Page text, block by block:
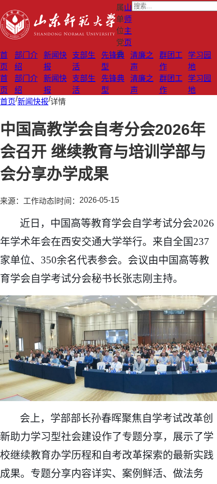
属
单
位
党
委
山
师
主
页
首
页
部门介
绍
新闻快
报
支部生
活
先锋典
型
清廉之
声
群团工
作
学习园
地
首
页
部门介
绍
新闻快
报
支部生
活
先锋典
型
清廉之
声
群团工
作
学习园
地
首页/新闻快报/详情
中国高教学会自考分会2026年
会召开 继续教育与培训学部与
会分享办学成果
来源： 工作动态 时间： 2026-05-15
近日，中国高等教育学会自学考试分会2026
年学术年会在西安交通大学举行。来自全国237
家单位、350余名代表参会。会议由中国高等教
育学会自学考试分会秘书长张志刚主持。
会上，学部部长孙春晖聚焦自学考试改革创
新助力学习型社会建设作了专题分享，展示了学
校继续教育办学历程和自考改革探索的最新实践
成果。专题分享内容详实、案例鲜活、做法务